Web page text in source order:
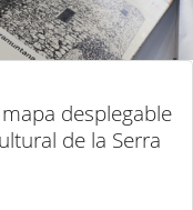
desplegable
de la Serra